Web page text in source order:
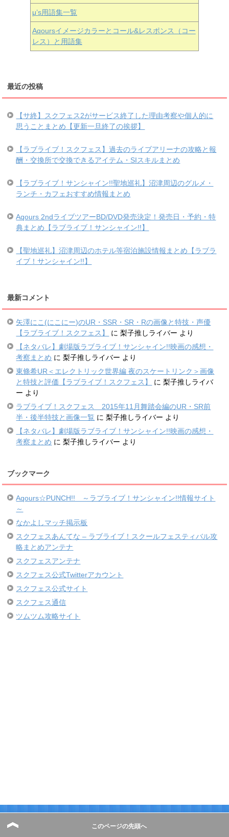
μ’s用語集一覧
Aqoursイメージカラーとコール&レスポンス（コー
レス）と用語集
最近の投稿
【サ終】スクフェス2がサービス終了した理由考察や個人的に
思うことまとめ【更新一旦終了の挨拶】
【ラブライブ！スクフェス】過去のライブアリーナの攻略と報
酬・交換所で交換できるアイテム・SIスキルまとめ
【ラブライブ！サンシャイン!!聖地巡礼】沼津周辺のグルメ・
ランチ・カフェおすすめ情報まとめ
Aqours 2ndライブツアーBD/DVD発売決定！発売日・予約・特
典まとめ【ラブライブ！サンシャイン!!】
【聖地巡礼】沼津周辺のホテル等宿泊施設情報まとめ【ラブラ
イブ！サンシャイン!!】
最新コメント
矢澤にこ(にこにー)のUR・SSR・SR・Rの画像と特技・声優
【ラブライブ！スクフェス】
に梨子推しライバー より
【ネタバレ】劇場版ラブライブ！サンシャイン!!映画の感想・
考察まとめ に梨子推しライバー より
東條希UR＜エレクトリック世界編 夜のスケートリンク＞画像
と特技と評価【ラブライブ！スクフェス】
に梨子推しライバ
ー より
ラブライブ！スクフェス 2015年11月舞踏会編のUR・SR前
半・後半特技と画像一覧 に梨子推しライバー より
【ネタバレ】劇場版ラブライブ！サンシャイン!!映画の感想・
考察まとめ に梨子推しライバー より
ブックマーク
Aqours☆PUNCH!! ～ラブライブ！サンシャイン!!情報サイト
～
なかよしマッチ掲示板
スクフェスあんてな – ラブライブ！スクールフェスティバル攻
略まとめアンテナ
スクフェスアンテナ
スクフェス公式Twitterアカウント
スクフェス公式サイト
スクフェス通信
ツムツム攻略サイト
アドレス このページの先頭へ